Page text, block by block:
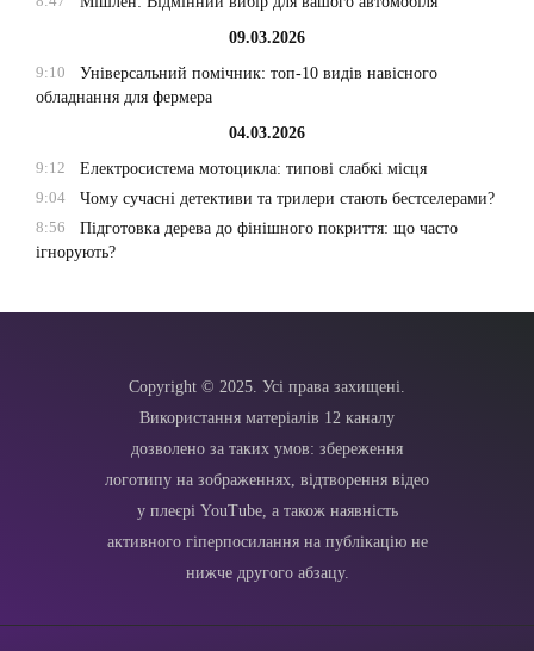
09.03.2026
9:10
Універсальний помічник: топ-10 видів навісного
обладнання для фермера
04.03.2026
9:12
Електросистема мотоцикла: типові слабкі місця
9:04
Чому сучасні детективи та трилери стають бестселерами?
8:56
Підготовка дерева до фінішного покриття: що часто
ігнорують?
Copyright © 2025. Усі права захищені.
Використання матеріалів 12 каналу
дозволено за таких умов: збереження
логотипу на зображеннях, відтворення відео
у плеєрі YouTube, а також наявність
активного гіперпосилання на публікацію не
нижче другого абзацу.